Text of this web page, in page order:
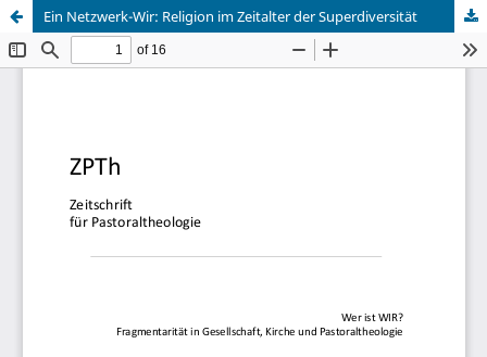
Ein Netzwerk-Wir: Religion im Zeitalter der Superdiversität